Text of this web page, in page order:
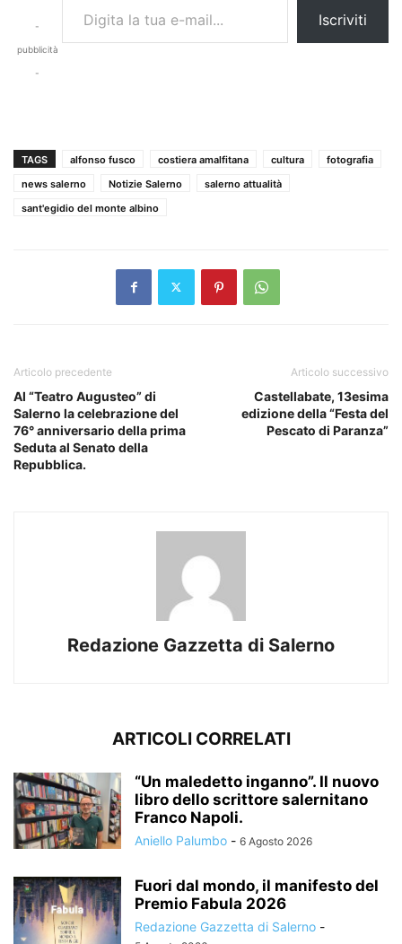
-
pubblicità
-
Iscriviti
TAGS alfonso fusco costiera amalfitana cultura
fotografia
news salerno
Notizie Salerno
salerno attualità
sant'egidio del monte albino
Articolo precedente
Al “Teatro Augusteo” di
Salerno la celebrazione del
76° anniversario della prima
Seduta al Senato della
Repubblica.
Articolo successivo
Castellabate, 13esima
edizione della “Festa del
Pescato di Paranza”
Redazione Gazzetta di Salerno
ARTICOLI CORRELATI
“Un maledetto inganno”. Il nuovo
libro dello scrittore salernitano
Franco Napoli.
Aniello Palumbo - 6 Agosto 2026
Fuori dal mondo, il manifesto del
Premio Fabula 2026
Redazione Gazzetta di Salerno -